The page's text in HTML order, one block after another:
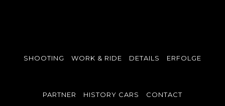
SHOOTING WORK & RIDE DETAILS ERFOLGE
PARTNER HISTORY CARS CONTACT